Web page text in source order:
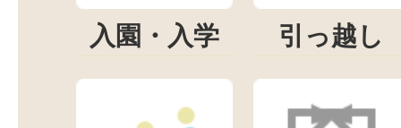
入園・入学 引っ越し